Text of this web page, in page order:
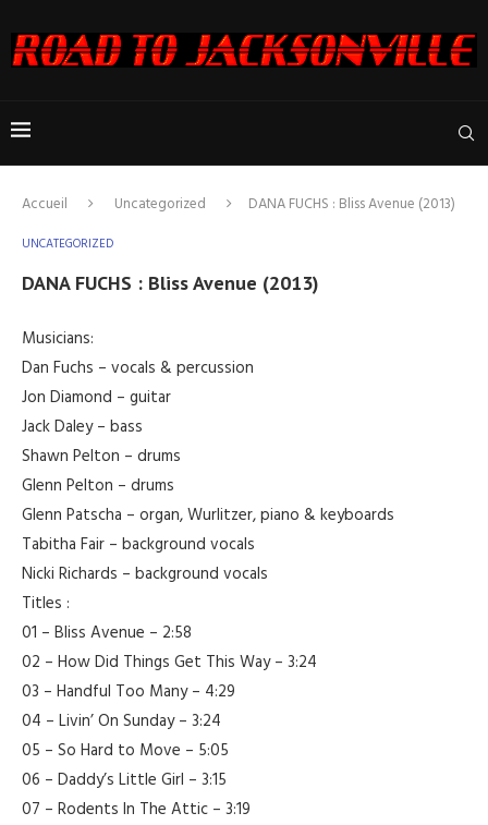
Accueil Uncategorized DANA FUCHS : Bliss Avenue (2013)
UNCATEGORIZED
DANA FUCHS : Bliss Avenue (2013)
Musicians:
Dan Fuchs – vocals & percussion
Jon Diamond – guitar
Jack Daley – bass
Shawn Pelton – drums
Glenn Pelton – drums
Glenn Patscha – organ, Wurlitzer, piano & keyboards
Tabitha Fair – background vocals
Nicki Richards – background vocals
Titles :
01 – Bliss Avenue – 2:58
02 – How Did Things Get This Way – 3:24
03 – Handful Too Many – 4:29
04 – Livin’ On Sunday – 3:24
05 – So Hard to Move – 5:05
06 – Daddy’s Little Girl – 3:15
07 – Rodents In The Attic – 3:19